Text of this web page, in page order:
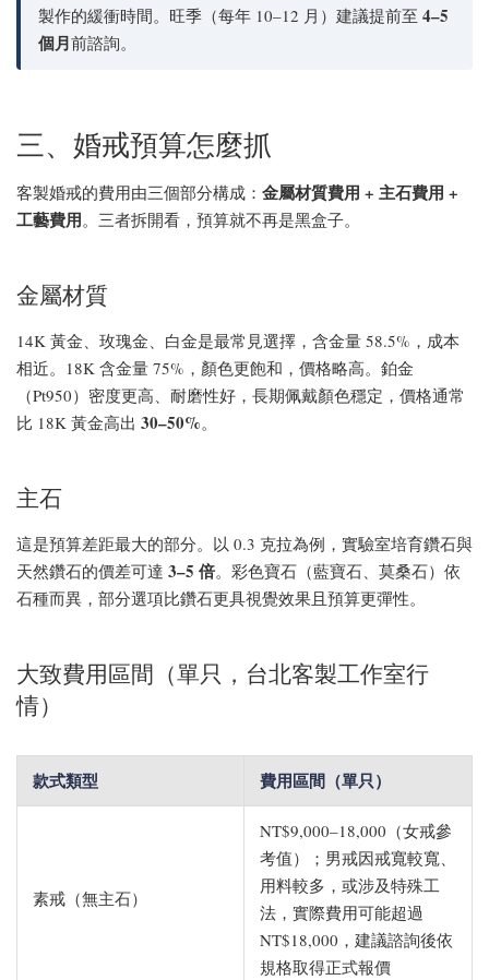
製作的緩衝時間。旺季（每年 10–12 月）建議提前至 4–5
個月前諮詢。
三、婚戒預算怎麼抓
客製婚戒的費用由三個部分構成： 金屬材質費用 + 主石費用 +
工藝費用。三者拆開看，預算就不再是黑盒子。
金屬材質
14K 黃金、玫瑰金、白金是最常見選擇，含金量 58.5%，成本
相近。18K 含金量 75%，顏色更飽和，價格略高。鉑金
（Pt950）密度更高、耐磨性好，長期佩戴顏色穩定，價格通常
比 18K 黃金高出 30–50%。
主石
這是預算差距最大的部分。以 0.3 克拉為例，實驗室培育鑽石與
天然鑽石的價差可達 3–5 倍。彩色寶石（藍寶石、莫桑石）依
石種而異，部分選項比鑽石更具視覺效果且預算更彈性。
大致費用區間（單只，台北客製工作室行
情）
款式類型 費用區間（單只）
素戒（無主石）
NT$9,000–18,000（女戒參
考值）；男戒因戒寬較寬、
用料較多，或涉及特殊工
法，實際費用可能超過
NT$18,000，建議諮詢後依
規格取得正式報價